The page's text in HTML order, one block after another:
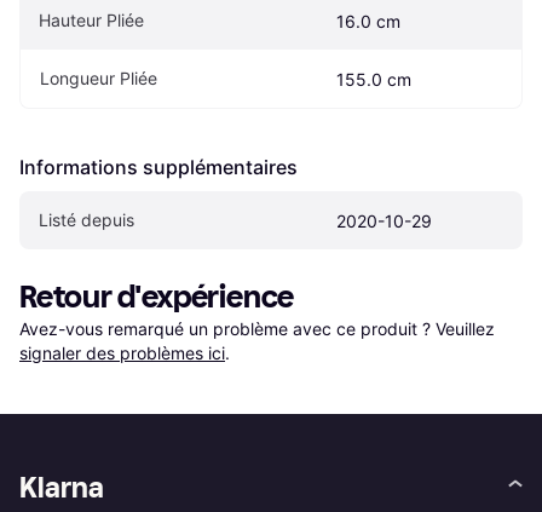
Hauteur Pliée 16.0 cm
Longueur Pliée 155.0 cm
Informations supplémentaires
Listé depuis 2020-10-29
Retour d'expérience
Avez-vous remarqué un problème avec ce produit ? Veuillez
signaler des problèmes ici.
Klarna